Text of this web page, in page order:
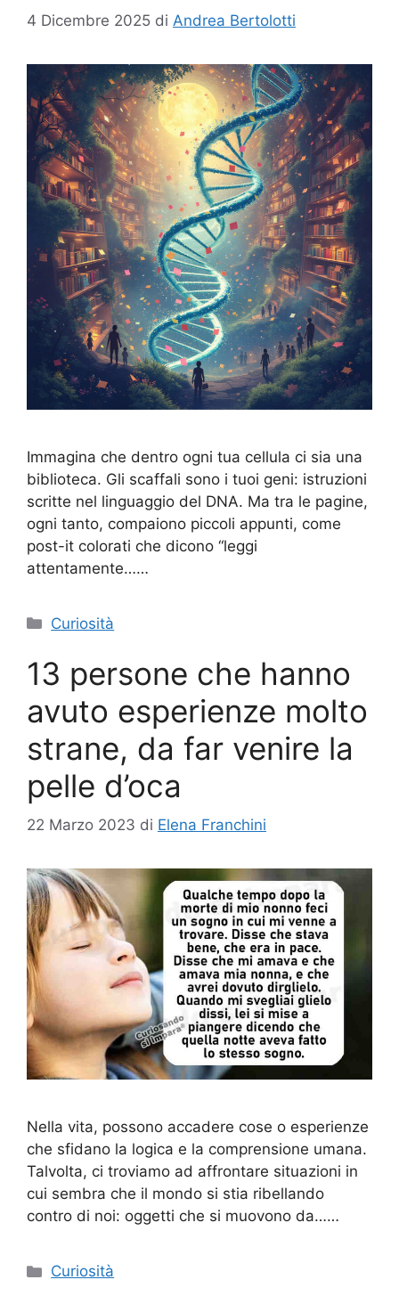
4 Dicembre 2025 di Andrea Bertolotti
Immagina che dentro ogni tua cellula ci sia una
biblioteca. Gli scaffali sono i tuoi geni: istruzioni
scritte nel linguaggio del DNA. Ma tra le pagine,
ogni tanto, compaiono piccoli appunti, come
post-it colorati che dicono “leggi
attentamente……
Categorie
Curiosità
13 persone che hanno
avuto esperienze molto
strane, da far venire la
pelle d’oca
22 Marzo 2023 di Elena Franchini
Nella vita, possono accadere cose o esperienze
che sfidano la logica e la comprensione umana.
Talvolta, ci troviamo ad affrontare situazioni in
cui sembra che il mondo si stia ribellando
contro di noi: oggetti che si muovono da……
Categorie
Curiosità